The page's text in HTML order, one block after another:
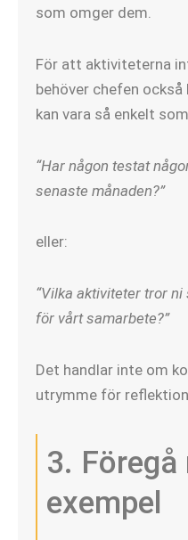
som omger dem.
För att aktiviteterna
behöver chefen
kan vara så enkelt
“Har någon testat
senaste månaden?”
eller:
“Vilka aktiviteter tror
för vårt samarbete?”
Det handlar inte om
utrymme för
3.
exempel